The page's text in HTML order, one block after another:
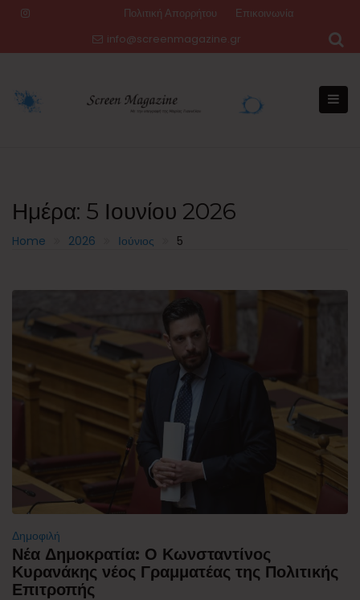
Πολιτική Απορρήτου
Επικοινωνία
info@screenmagazine.gr
Ημέρα: 5 Ιουνίου 2026
Home 2026 Ιούνιος 5
Δημοφιλή
Νέα Δημοκρατία: Ο Κωνσταντίνος
Κυρανάκης νέος Γραμματέας της Πολιτικής
Επιτροπής